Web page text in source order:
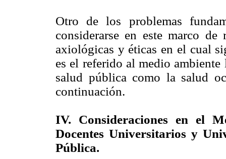
Otro de los problemas
considerarse en este marco de
axiológicas y éticas en el cual
es el referido al medio
salud pública como la salud
continuación.
IV. Consideraciones en el
Docentes Universitarios y
Pública.